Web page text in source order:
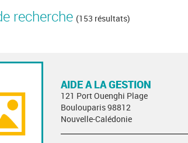
recherche (153 résultats)
AIDE A LA GESTION
121 Port Ouenghi Plage
Boulouparis 98812
Nouvelle-Calédonie